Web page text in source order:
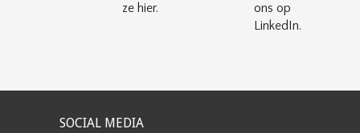
ze hier.
ons op
LinkedIn.
SOCIAL MEDIA